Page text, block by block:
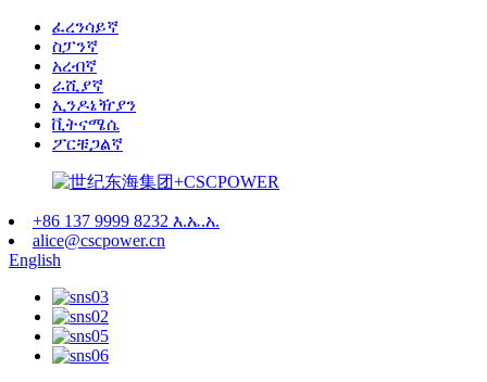
ፈረንሳይኛ
ስፓንኛ
አረብኛ
ራሺያኛ
ኢንዶኔዥያን
ቪትናሜሴ
ፖርቹጋልኛ
+86 137 9999 8232 እ.ኤ.አ.
alice@cscpower.cn
English